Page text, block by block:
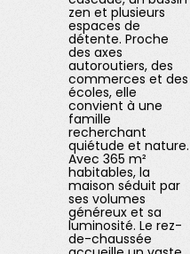
zen et plusieurs
espaces de
détente. Proche
des axes
autoroutiers, des
commerces et des
écoles, elle
convient à une
famille
recherchant
quiétude et nature.
Avec 365 m²
habitables, la
maison séduit par
ses volumes
généreux et sa
luminosité. Le rez-
de-chaussée